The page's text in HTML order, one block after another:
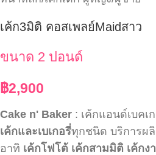
เค้ก3มิติ คอสเพลย์Maidสาว
ขนาด 2 ปอนด์
฿2,900
Cake n' Baker : เค้กแอนด์เบคเ
เค้กและเบเกอรี่ทุกชนิด บริการผ
อาทิ เค้กโฟโต้ เค้กสามมิติ เค้กง